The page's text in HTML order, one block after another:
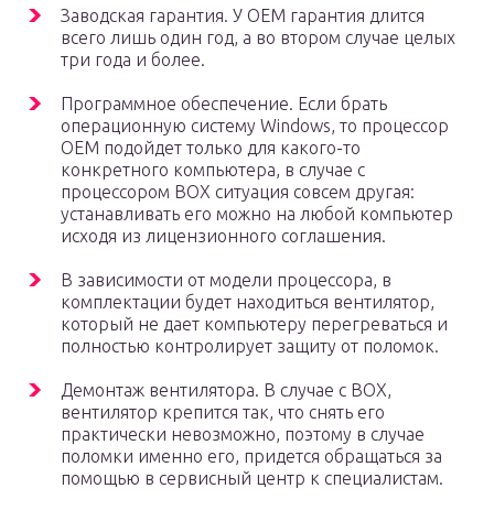
Заводская гарантия. У ОЕМ гарантия длится
всего лишь один год, а во втором случае целых
три года и более.
Программное обеспечение. Если брать
операционную систему Windows, то процессор
ОЕМ подойдет только для какого-то
конкретного компьютера, в случае с
процессором ВОХ ситуация совсем другая:
устанавливать его можно на любой компьютер
исходя из лицензионного соглашения.
В зависимости от модели процессора, в
комплектации будет находиться вентилятор,
который не дает компьютеру перегреваться и
полностью контролирует защиту от поломок.
Демонтаж вентилятора. В случае с ВОХ,
вентилятор крепится так, что снять его
практически невозможно, поэтому в случае
поломки именно его, придется обращаться за
помощью в сервисный центр к специалистам.